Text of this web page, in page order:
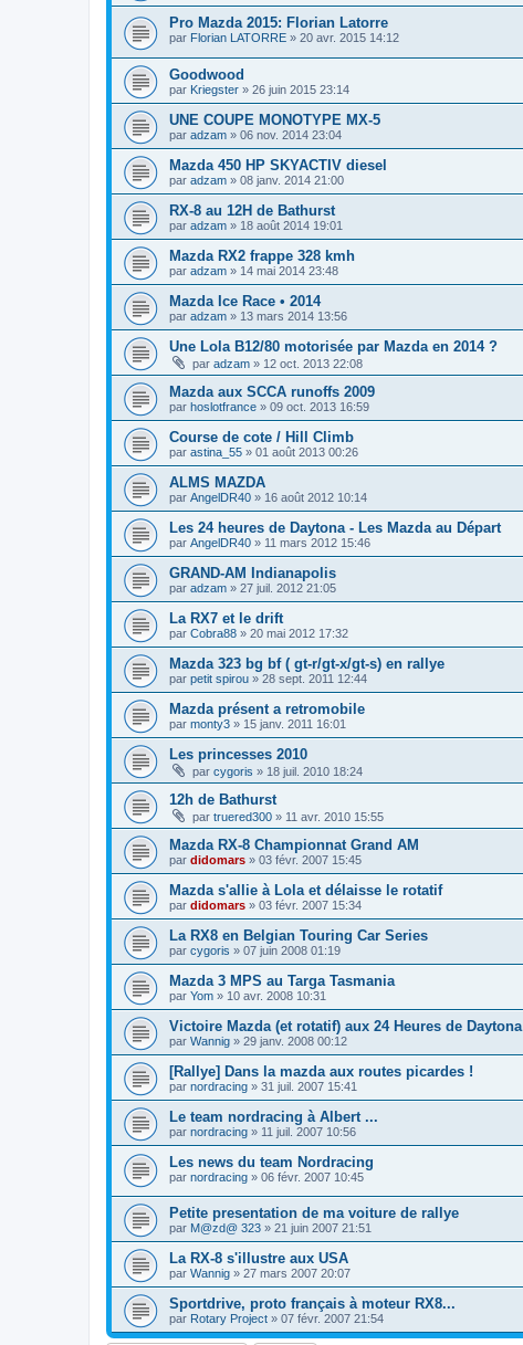
Pro Mazda 2015: Florian Latorre
par Florian LATORRE » 20 avr. 2015 14:12
Goodwood
par Kriegster » 26 juin 2015 23:14
UNE COUPE MONOTYPE MX-5
par adzam » 06 nov. 2014 23:04
Mazda 450 HP SKYACTIV diesel
par adzam » 08 janv. 2014 21:00
RX-8 au 12H de Bathurst
par adzam » 18 août 2014 19:01
Mazda RX2 frappe 328 kmh
par adzam » 14 mai 2014 23:48
Mazda Ice Race • 2014
par adzam » 13 mars 2014 13:56
Une Lola B12/80 motorisée par Mazda en 2014 ?
par adzam » 12 oct. 2013 22:08
Mazda aux SCCA runoffs 2009
par hoslotfrance » 09 oct. 2013 16:59
Course de cote / Hill Climb
par astina_55 » 01 août 2013 00:26
ALMS MAZDA
par AngelDR40 » 16 août 2012 10:14
Les 24 heures de Daytona - Les Mazda au Départ
par AngelDR40 » 11 mars 2012 15:46
GRAND-AM Indianapolis
par adzam » 27 juil. 2012 21:05
La RX7 et le drift
par Cobra88 » 20 mai 2012 17:32
Mazda 323 bg bf ( gt-r/gt-x/gt-s) en rallye
par petit spirou » 28 sept. 2011 12:44
Mazda présent a retromobile
par monty3 » 15 janv. 2011 16:01
Les princesses 2010
par cygoris » 18 juil. 2010 18:24
12h de Bathurst
par truered300 » 11 avr. 2010 15:55
Mazda RX-8 Championnat Grand AM
par didomars » 03 févr. 2007 15:45
Mazda s'allie à Lola et délaisse le rotatif
par didomars » 03 févr. 2007 15:34
La RX8 en Belgian Touring Car Series
par cygoris » 07 juin 2008 01:19
Mazda 3 MPS au Targa Tasmania
par Yom » 10 avr. 2008 10:31
Victoire Mazda (et rotatif) aux 24 Heures de Daytona
par Wannig » 29 janv. 2008 00:12
[Rallye] Dans la mazda aux routes picardes !
par nordracing » 31 juil. 2007 15:41
Le team nordracing à Albert ...
par nordracing » 11 juil. 2007 10:56
Les news du team Nordracing
par nordracing » 06 févr. 2007 10:45
Petite presentation de ma voiture de rallye
par M@zd@ 323 » 21 juin 2007 21:51
La RX-8 s'illustre aux USA
par Wannig » 27 mars 2007 20:07
Sportdrive, proto français à moteur RX8...
par Rotary Project » 07 févr. 2007 21:54